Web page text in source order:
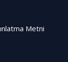
Metni